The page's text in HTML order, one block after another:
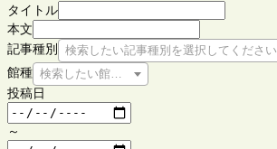
タイトル
本文
記事種別
検索したい記事種別を選択してください
館種 検索したい館種を選択してください
投稿日
～